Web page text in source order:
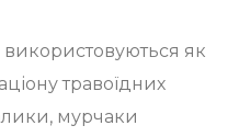
як
травоїдних
мурчаки